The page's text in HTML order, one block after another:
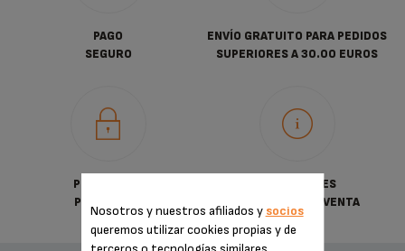
PAGO
SEGURO
ENVÍO GRATUITO PARA PEDIDOS
SUPERIORES A 30.00 EUROS
POLÍTICA DE
PRIVACIDAD
CONDICIONES
GENERALES DE VENTA
Nosotros y nuestros afiliados y socios
queremos utilizar cookies propias y de